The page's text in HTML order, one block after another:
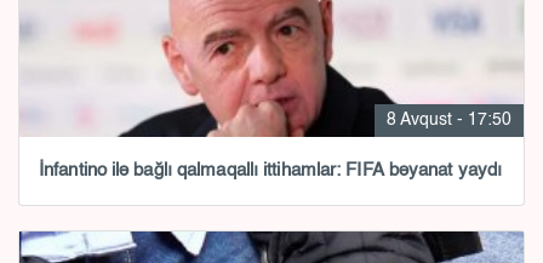
8 Avqust - 17:50
İnfantino ilə bağlı qalmaqallı ittihamlar: FIFA bəyanat yaydı